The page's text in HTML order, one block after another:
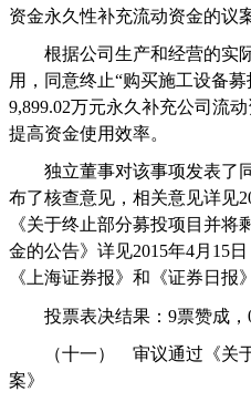
资金永久性补充流动资金的议案
根据公司生产和经营的实
用，同意终止“购买施工设备
9,899.02万元永久补充公司流
提高资金使用效率。
独立董事对该事项发表了
布了核查意见，相关意见详见
《关于终止部分募投项目并
金的公告》详见2015年4月 15
《上海证券报》和《证券日报
投票表决结果： 9票赞成，
（十一） 审议通过《关
案》